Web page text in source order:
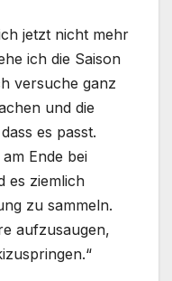
jetzt nicht mehr
ich die Saison
versuche ganz
und die
es passt.
Ende bei
es ziemlich
zu sammeln.
aufzusaugen,